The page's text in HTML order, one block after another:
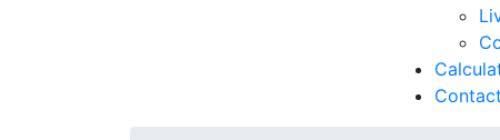
Contact